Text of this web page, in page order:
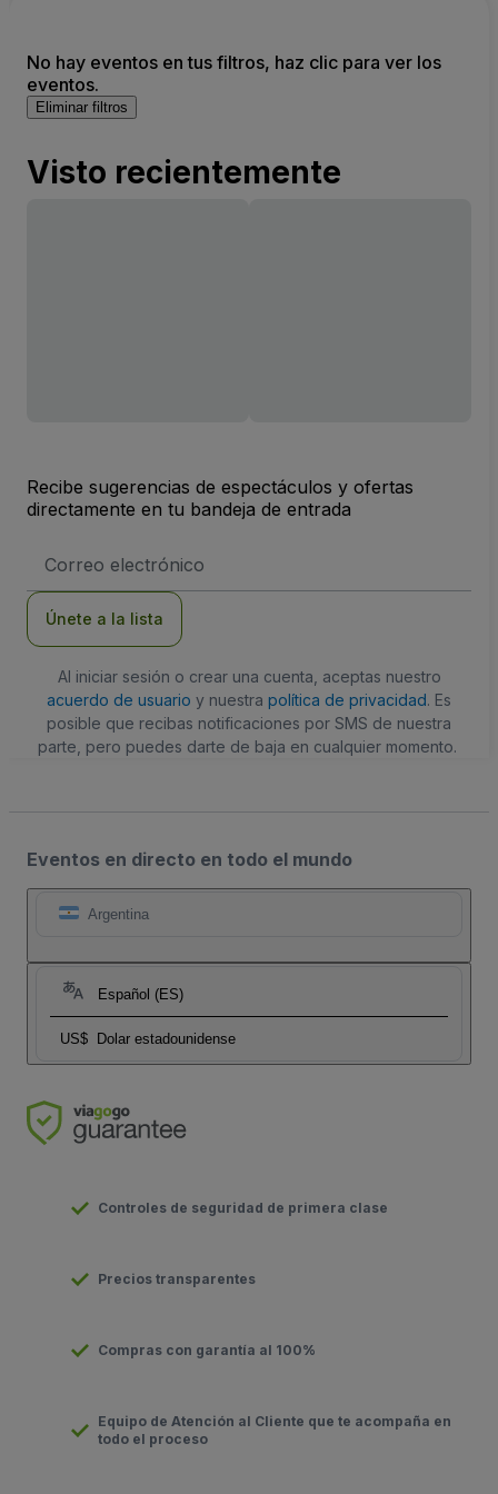
No hay eventos en tus filtros, haz clic para ver los
eventos.
Eliminar filtros
Visto recientemente
Recibe sugerencias de espectáculos y ofertas
directamente en tu bandeja de entrada
de
Únete a la lista
Al iniciar sesión o crear una cuenta, aceptas nuestro
acuerdo de usuario y nuestra política de privacidad. Es
posible que recibas notificaciones por SMS de nuestra
parte, pero puedes darte de baja en cualquier momento.
Eventos en directo en todo el mundo
Argentina
Español (ES)
US$ Dolar estadounidense
Controles de seguridad de primera clase
Precios transparentes
Compras con garantía al 100%
Equipo de Atención al Cliente que te acompaña en
todo el proceso